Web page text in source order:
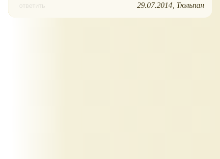
ответить 29.07.2014 Тюльпан